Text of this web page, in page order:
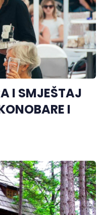
I SMJEŠTAJ
I